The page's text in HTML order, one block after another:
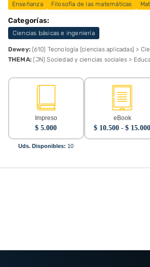
Enseñanza Filosofía de las matemáticas
Categorías:
Ciencias básicas e ingeniería
Dewey: (610) Tecnología (ciencias aplicadas) >
THEMA: (JN) Sociedad y ciencias sociales >
Impreso
$ 5.000
Uds. Disponibles: 10
eBook
$ 10.500 - $ 15.000